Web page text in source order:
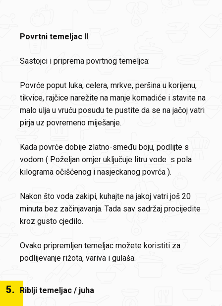
Povrtni temeljac II
Sastojci i priprema povrtnog temeljca:
Povrće poput luka, celera, mrkve, peršina u korijenu,
tikvice, rajčice narežite na manje komadiće i stavite na
malo ulja u vruću posudu te pustite da se na jačoj vatri
pirja uz povremeno miješanje.
Kada povrće dobije zlatno-smeđu boju, podlijte s
vodom ( Poželjan omjer uključuje litru vode s pola
kilograma očišćenog i nasjeckanog povrća ).
Nakon što voda zakipi, kuhajte na jakoj vatri još 20
minuta bez začinjavanja. Tada sav sadržaj procijedite
kroz gusto cjedilo.
Ovako pripremljen temeljac možete koristiti za
podlijevanje rižota, variva i gulaša.
5. Riblji temeljac / juha